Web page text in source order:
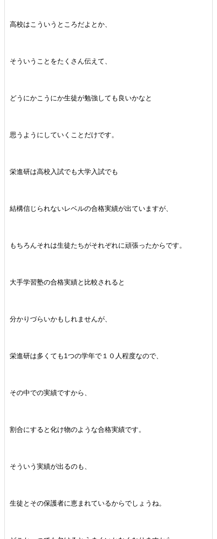
高校はこういうところだよとか、
そういうことをたくさん伝えて、
どうにかこうにか生徒が勉強しても良いかなと
思うようにしていくことだけです。
栄進研は高校入試でも大学入試でも
結構信じられないレベルの合格実績が出ていますが、
もちろんそれは生徒たちがそれぞれに頑張ったからです。
大手学習塾の合格実績と比較されると
分かりづらいかもしれませんが、
栄進研は多くても1つの学年で１０人程度なので、
その中での実績ですから、
割合にすると化け物のような合格実績です。
そういう実績が出るのも、
生徒とその保護者に恵まれているからでしょうね。